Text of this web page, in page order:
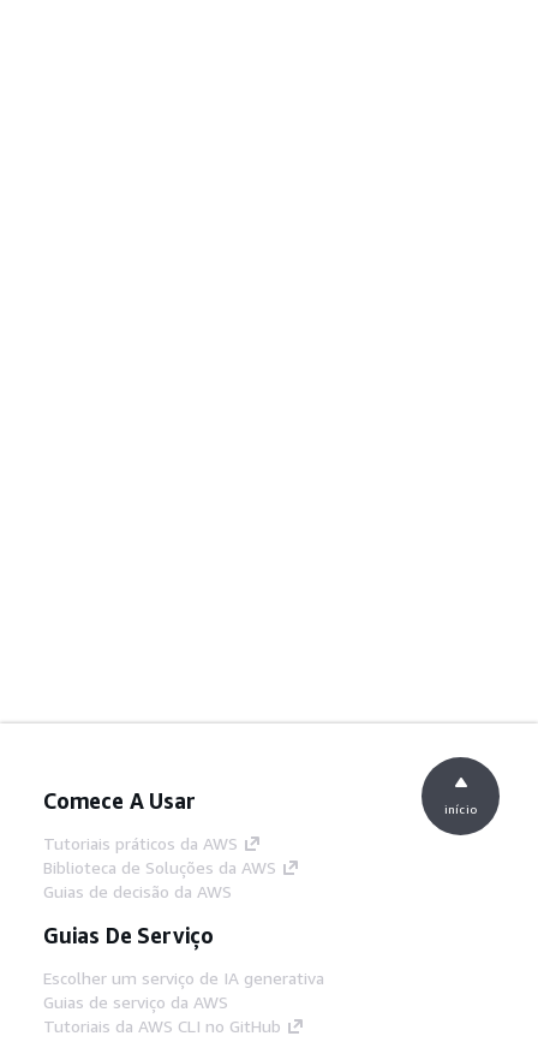
Comece A Usar
Tutoriais práticos da AWS
Biblioteca de Soluções da AWS
Guias de decisão da AWS
Guias De Serviço
Escolher um serviço de IA generativa
Guias de serviço da AWS
Tutoriais da AWS CLI no GitHub
início